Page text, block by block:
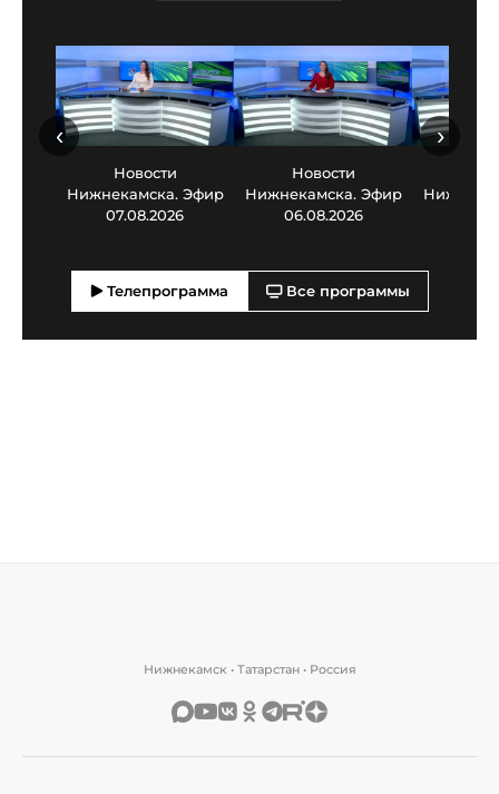
Новости
Нижнекамска. Эфир
07.08.2026
Новости
Нижнекамска. Эфир
06.08.2026
‹ ›
Телепрограмма Все программы
Нижнекамск • Татарстан • Россия